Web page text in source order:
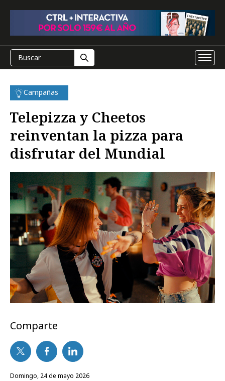
Campañas
Telepizza y Cheetos
reinventan la pizza para
disfrutar del Mundial
Comparte
domingo, 24 de mayo 2026